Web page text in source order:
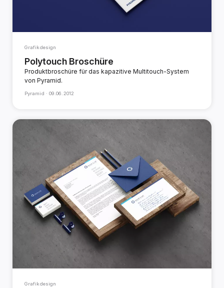
Grafikdesign
Polytouch Broschüre
Produktbroschüre für das kapazitive Multitouch-System
von Pyramid.
Pyramid · 09.06.2012
Grafikdesign